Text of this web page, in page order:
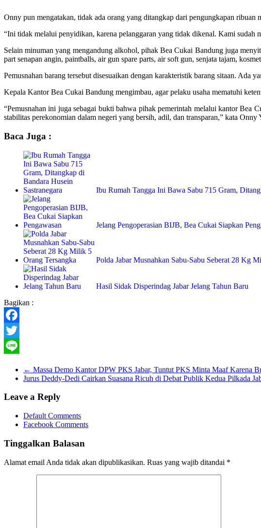
Onny pun mengatakan, tidak ada orang yang ditangkap dari pengungkapan ribuan
“Ini tidak melalui penyidikan, karena pelanggaran yang tidak dikenal. Kami sudah
Selain minuman yang mengandung alkohol, pihak Bea Cukai Bandung juga
part senapan angin, paintballs, air gun spare parts, air soft gun, senjata tajam,
Pemusnahan barang tersebut disesuaikan dengan karakteristik barang sitaan. Ada
Kepala Kantor Bea Cukai Bandung mengimbau, agar pelaku usaha mematuhi
“Pemusnahan ini juga sebagai bukti bahwa pihak pemerintah melalui kantor Bea
stabilitas perekonomian dalam negeri yang bersih, adil, dan transparan,” kata Onny
Baca Juga :
Ibu Rumah Tangga Ini Bawa Sabu 715 Gram,
Jelang Pengoperasian BIJB, Bea Cukai Siapkan
Polda Jabar Musnahkan Sabu-Sabu Seberat 28 Kg
Hasil Sidak Disperindag Jabar Jelang Tahun Baru
Bagikan :
Facebook
Twitter
← Massa Demo Kantor DPW PKS Jabar, Tuntut PKS Minta Maaf Karena
Jurus Deddy-Dedi Cairkan Suasana Ricuh di Debat Publik Kedua Pilkada
Leave a Reply
Default Comments
Facebook Comments
Tinggalkan Balasan
Alamat email Anda tidak akan dipublikasikan. Ruas yang wajib ditandai *